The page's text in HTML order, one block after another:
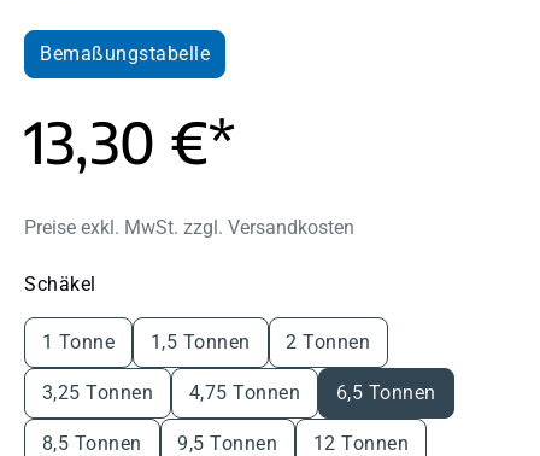
Bemaßungstabelle
13,30 €*
Preise exkl. MwSt. zzgl. Versandkosten
Schäkel
1 Tonne 1,5 Tonnen 2 Tonnen
3,25 Tonnen 4,75 Tonnen 6,5 Tonnen
8,5 Tonnen 9,5 Tonnen 12 Tonnen